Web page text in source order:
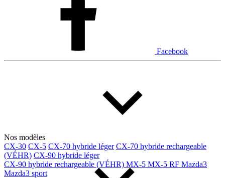
Facebook
Nos modèles
CX-30 CX-5 CX-70 hybride léger CX-70 hybride rechargeable
(VÉHR) CX-90 hybride léger
CX-90 hybride rechargeable (VÉHR) MX-5 MX-5 RF Mazda3
Mazda3 sport